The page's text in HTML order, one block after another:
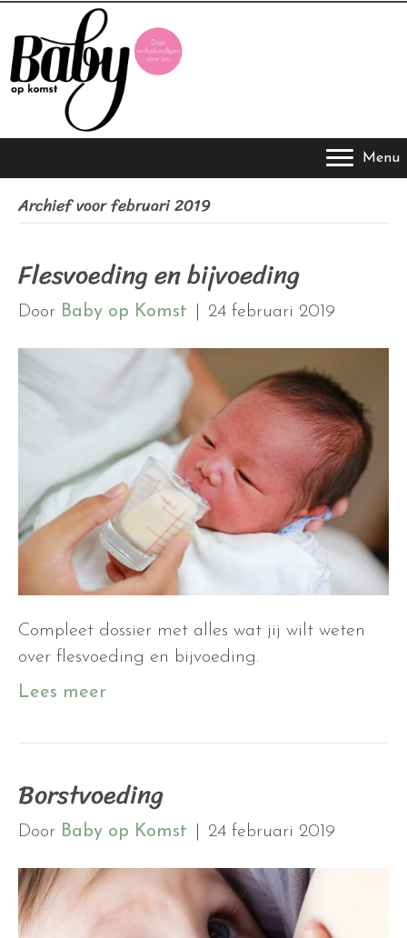
Menu
Archief voor februari 2019
Flesvoeding en bijvoeding
Door Baby op Komst 24 februari 2019
Compleet dossier met alles wat jij wilt weten
over flesvoeding en bijvoeding.
Lees meer
Borstvoeding
Door Baby op Komst 24 februari 2019